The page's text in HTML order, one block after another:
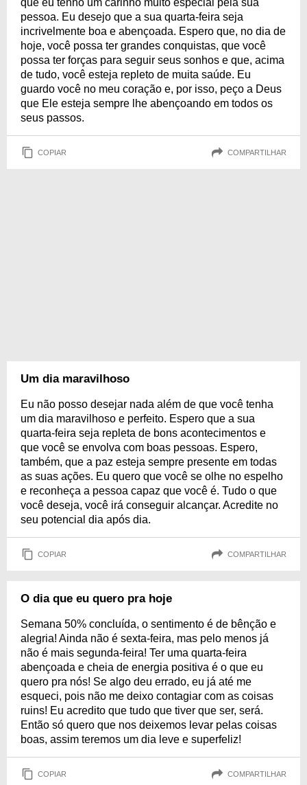
que eu tenho um carinho muito especial pela sua
pessoa. Eu desejo que a sua quarta-feira seja
incrivelmente boa e abençoada. Espero que, no dia de
hoje, você possa ter grandes conquistas, que você
possa ter forças para seguir seus sonhos e que, acima
de tudo, você esteja repleto de muita saúde. Eu
guardo você no meu coração e, por isso, peço a Deus
que Ele esteja sempre lhe abençoando em todos os
seus passos.
COPIAR COMPARTILHAR
Um dia maravilhoso
Eu não posso desejar nada além de que você tenha
um dia maravilhoso e perfeito. Espero que a sua
quarta-feira seja repleta de bons acontecimentos e
que você se envolva com boas pessoas. Espero,
também, que a paz esteja sempre presente em todas
as suas ações. Eu quero que você se olhe no espelho
e reconheça a pessoa capaz que você é. Tudo o que
você deseja, você irá conseguir alcançar. Acredite no
seu potencial dia após dia.
COPIAR COMPARTILHAR
O dia que eu quero pra hoje
Semana 50% concluída, o sentimento é de bênção e
alegria! Ainda não é sexta-feira, mas pelo menos já
não é mais segunda-feira! Ter uma quarta-feira
abençoada e cheia de energia positiva é o que eu
quero pra nós! Se algo deu errado, eu já até me
esqueci, pois não me deixo contagiar com as coisas
ruins! Eu acredito que tudo que tiver que ser, será.
Então só quero que nos deixemos levar pelas coisas
boas, assim teremos um dia leve e superfeliz!
COPIAR COMPARTILHAR